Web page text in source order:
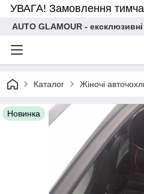
УВАГА! Замовлення
AUTO GLAMOUR -
Каталог Жіночі
Новинка